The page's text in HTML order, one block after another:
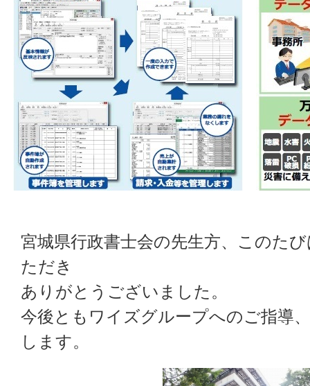
宮城県行政書士会の先生方、このた
ただき
ありがとうございました。
今後ともワイズグループへのご指導
します。